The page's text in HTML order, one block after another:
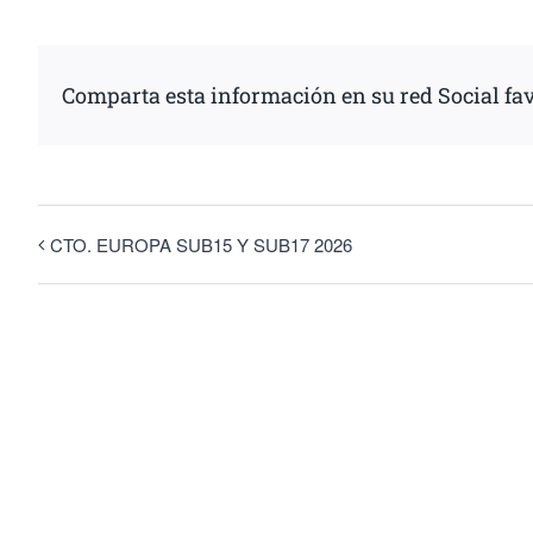
Comparta esta información en su red Social
CTO. EUROPA SUB15 Y SUB17 2026